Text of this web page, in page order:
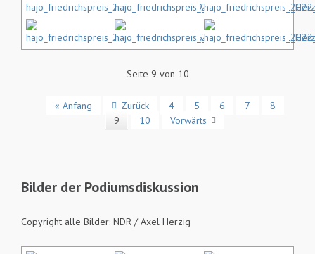
Seite 9 von 10
« Anfang Zurück 4 5 6 7
8
9
10 Vorwärts
Bilder der Podiumsdiskussion
Copyright alle Bilder: NDR / Axel Herzig